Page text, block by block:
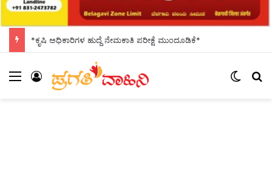
*ಕೃಷಿ ಅಧಿಕಾರಿಗಳ ಹುದ್ದೆ ನೇಮಕಾತಿ ಪರೀಕ್ಷೆ ಮುಂದೂಡಿಕೆ*
Menu Log In